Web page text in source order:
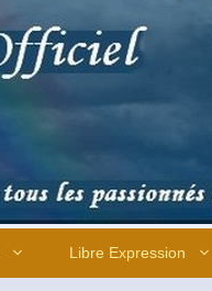
Libre Expression